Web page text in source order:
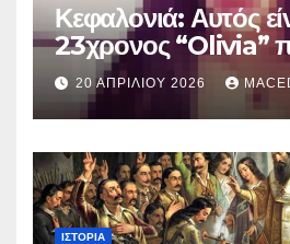
Κεφαλονιά: Αυτός
23χρονος “Olivia”
κατηγορείται για τον
Μυρτούς
20 ΑΠΡΙΛΊΟΥ 2026
ΙΣΤΟΡΊΑ